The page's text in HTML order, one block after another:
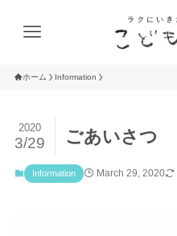
ホーム Information
ごあいさつ
2020
3/29
Information March 29, 2020